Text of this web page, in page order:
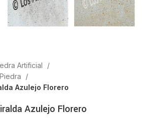
Artificial
Azulejo Florero
Azulejo Florero